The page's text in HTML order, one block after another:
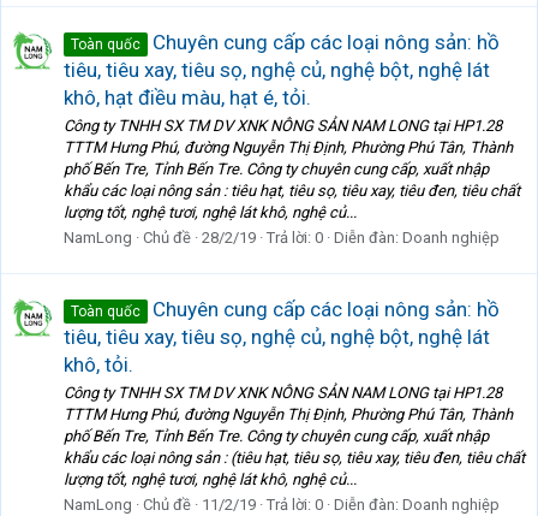
Toàn quốc
Chuyên cung cấp các loại nông sản: hồ
tiêu, tiêu xay, tiêu sọ, nghệ củ, nghệ bột, nghệ lát
khô, hạt điều màu, hạt é, tỏi.
Công ty TNHH SX TM DV XNK NÔNG SẢN NAM LONG tại HP1.28
TTTM Hưng Phú, đường Nguyễn Thị Định, Phường Phú Tân, Thành
phố Bến Tre, Tỉnh Bến Tre. Công ty chuyên cung cấp, xuất nhập
khẩu các loại nông sản : tiêu hạt, tiêu sọ, tiêu xay, tiêu đen, tiêu chất
lượng tốt, nghệ tươi, nghệ lát khô, nghệ củ...
NamLong
Chủ đề 28/2/19 Trả lời: 0 Diễn đàn: Doanh nghiệp
Toàn quốc
Chuyên cung cấp các loại nông sản: hồ
tiêu, tiêu xay, tiêu sọ, nghệ củ, nghệ bột, nghệ lát
khô, tỏi.
Công ty TNHH SX TM DV XNK NÔNG SẢN NAM LONG tại HP1.28
TTTM Hưng Phú, đường Nguyễn Thị Định, Phường Phú Tân, Thành
phố Bến Tre, Tỉnh Bến Tre. Công ty chuyên cung cấp, xuất nhập
khẩu các loại nông sản : (tiêu hạt, tiêu sọ, tiêu xay, tiêu đen, tiêu chất
lượng tốt, nghệ tươi, nghệ lát khô, nghệ củ...
NamLong
Chủ đề 11/2/19 Trả lời: 0 Diễn đàn: Doanh nghiệp